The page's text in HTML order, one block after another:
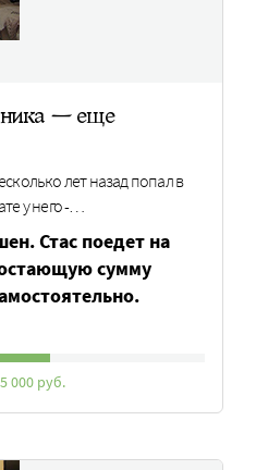
— еще
лет назад попал в
у него -…
Стас поедет на
сумму
000 руб.